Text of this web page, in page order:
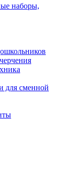
наборы,
для сменной